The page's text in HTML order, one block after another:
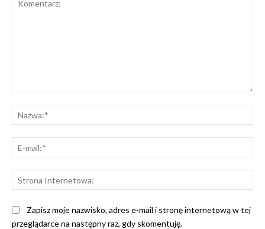
Zapisz moje nazwisko, adres e-mail i stronę internetową w tej
przeglądarce na następny raz, gdy skomentuję.